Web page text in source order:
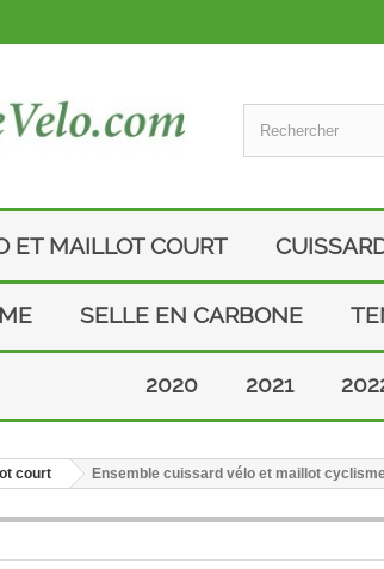
ET MAILLOT COURT
SELLE EN CARBONE
2020 2021
court Ensemble cuissard vélo et maillot